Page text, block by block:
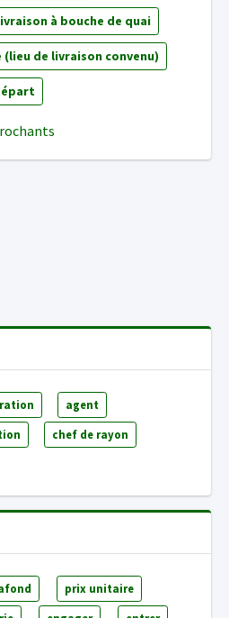
à bouche de quai
de livraison convenu)
agent
chef de rayon
prix unitaire